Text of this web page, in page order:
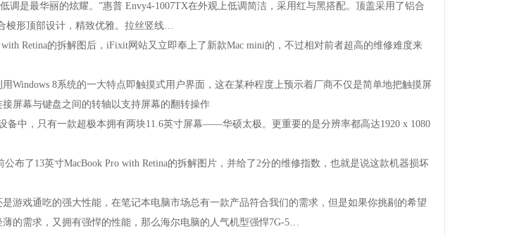
是最华丽的炫耀。”惠普Envy4-1007TX在外观上低调简洁，采用红与黑搭配。顶盖采用了铝合
梭形顶部设计，精致优雅。拉丝竖线…
的拆解图后，iFixit网站又立即奉上了新款Macmini的，不过相对前者超高的维修难度来
系统的一大特点即触摸式用户界面，这在某种程度上预示着厂商不仅是简单地把触摸屏
屏幕与键盘之间的转轴以支持屏幕的翻转操作
中，只有一款超极本拥有两块11.6英寸屏幕——华硕太极。更重要的是分辨率都高达1920x1080
了13英寸MacBookProwithRetina的拆解图片，并给了2分的维修指数，也就是说这款机器损坏
戏通吃的强大性能，在笔记本电脑市场总有一款产品符合我们的需求，但是如果你挑剔的希望
的需求，又拥有强悍的性能，那么海尔电脑的人气机型强悍7G-5…